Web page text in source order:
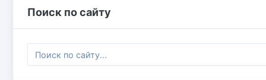
Поиск по сайту